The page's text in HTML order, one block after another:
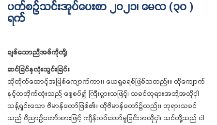
ပတ်စဉ်သင်းအုပ်ပေးစာ ၂၀၂၁၊ မေလ (၃၀ )
ရက်
ချစ်သောညီအစ်ကိုတို့၊
ဆင်ခြင်နှလုံးသွင်းခြင်း
ထိုတိုက်ထောင့်အမြစ်ကျောက်ကား၊ ယေရှုခရစ်ဖြစ်သတည်း။ ထိုကျောက်
နှင့်တတိုက်လုံးသည် စေ့စပ်၍ ကြီးပွားသဖြင့်၊ သခင်ဘုရားအဘို့အလိုငှါ
သန့်ရှင်းသော ဗိမာန်တော်ဖြစ်၏။ ထိုဗိမာန်တော်၌လည်း၊ ဘုရားသခင်
သည် ဝိညာဉ်တော်အားဖြင့် ကျိန်းဝပ်တော်မူခြင်းအလိုငှါ၊ သင်တို့သည် ငါ